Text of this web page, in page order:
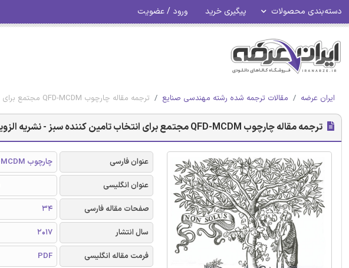
دسته‌بندی محصولات پیگیری خرید ورود / عضویت
ایران عرضه مقالات ترجمه شده رشته مهندسی صنایع ترجمه مقاله چارچوب QFD-MCDM مجتمع برای انتخاب تامین کننده سبز - نشریه الزویر
ترجمه مقاله چارچوب QFD-MCDM مجتمع برای انتخاب تامین کننده سبز - نشریه الزویر
عنوان فارسی
چارچوب QFD-MCDM مجتمع برای انتخاب تامین کننده سبز
عنوان انگلیسی
صفحات مقاله فارسی
34
سال انتشار
2017
فرمت مقاله انگلیسی
PDF